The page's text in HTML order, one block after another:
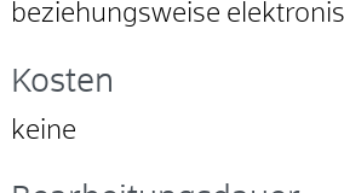
beziehungsweise
Kosten
keine